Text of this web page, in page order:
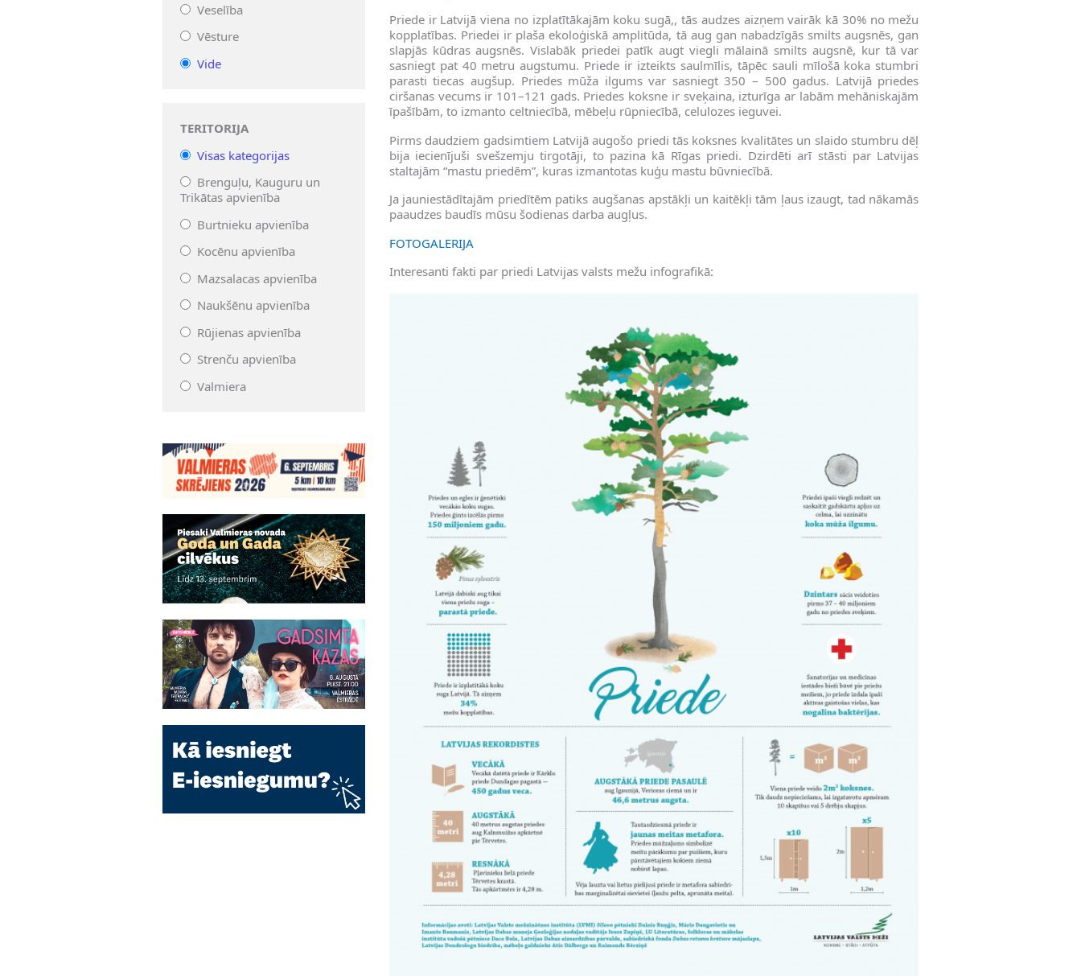
Veselība
Vēsture
Vide
TERITORIJA
Visas kategorijas
Brenguļu, Kauguru un
Trikātas apvienība
Burtnieku apvienība
Kocēnu apvienība
Mazsalacas apvienība
Naukšēnu apvienība
Rūjienas apvienība
Strenču apvienība
Valmiera
Priede ir Latvijā viena no izplatītākajām koku sugā,, tās audzes aizņem vairāk kā 30% no mežu
kopplatības. Priedei ir plaša ekoloģiskā amplitūda, tā aug gan nabadzīgās smilts augsnēs, gan
slapjās kūdras augsnēs. Vislabāk priedei patīk augt viegli mālainā smilts augsnē, kur tā var
sasniegt pat 40 metru augstumu. Priede ir izteikts saulmīlis, tāpēc sauli mīlošā koka stumbri
parasti tiecas augšup. Priedes mūža ilgums var sasniegt 350 – 500 gadus. Latvijā priedes
ciršanas vecums ir 101–121 gads. Priedes koksne ir sveķaina, izturīga ar labām mehāniskajām
īpašībām, to izmanto celtniecībā, mēbeļu rūpniecībā, celulozes ieguvei.
Pirms daudziem gadsimtiem Latvijā augošo priedi tās koksnes kvalitātes un slaido stumbru dēļ
bija iecienījuši svešzemju tirgotāji, to pazina kā Rīgas priedi. Dzirdēti arī stāsti par Latvijas
staltajām “mastu priedēm”, kuras izmantotas kuģu mastu būvniecībā.
Ja jauniestādītajām priedītēm patiks augšanas apstākļi un kaitēkļi tām ļaus izaugt, tad nākamās
paaudzes baudīs mūsu šodienas darba augļus.
FOTOGALERIJA
Interesanti fakti par priedi Latvijas valsts mežu infografikā: